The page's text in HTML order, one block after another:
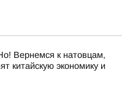
Вернемся к натовцам,
китайскую экономику и